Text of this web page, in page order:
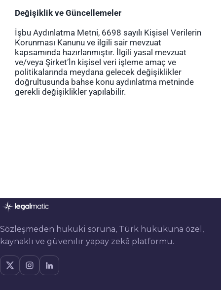
Değişiklik ve Güncellemeler
İşbu Aydınlatma Metni, 6698 sayılı Kişisel Verilerin
Korunması Kanunu ve ilgili sair mevzuat
kapsamında hazırlanmıştır. İlgili yasal mevzuat
ve/veya Şirket’İn kişisel veri işleme amaç ve
politikalarında meydana gelecek değişiklikler
doğrultusunda bahse konu aydınlatma metninde
gerekli değişiklikler yapılabilir.
Sözleşmeden hukuki soruna, Türk hukukuna özel,
kaynaklı ve güvenilir yapay zekâ platformu.